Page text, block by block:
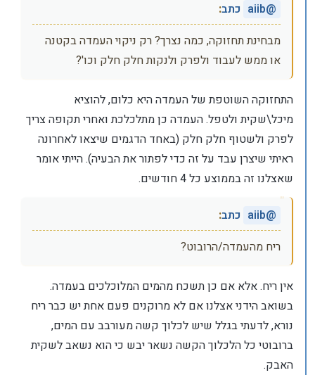
@
aiib כתב:
מבחינת תחזוקה, כמה נצרך? רק ניקוי העמדה בקטנה
או ממש לעבוד ולפרק ולנקות חלק חלק וכו'?
התחזוקה השוטפת של העמדה היא כלום, להוציא
מיכל\שקית ולטפל. העמדה כן מתלכלכת ואחרי תקופה צריך
לפרק ולשטוף חלק חלק (באחד הדגמים שיצאו לאחרונה
ראיתי שיצרן עבד על זה כדי לפתור את הבעיה). הייתי אומר
שאצלנו זה בממוצע כל 4 חודשים.
@
aiib כתב:
ריח מהעמדה/הרובוט?
אין ריח. אלא אם כן תשכח מהמים המלוכלכים בעמדה.
בשואב הידני אצלנו אם לא מרוקנים פעם אחת יש כבר ריח
נורא, לדעתי בגלל שיש לכלוך קשה מעורבב עם המים,
ברובוטי כל הלכלוך הקשה נשאר יבש כי הוא נשאב לשקית
האבק.